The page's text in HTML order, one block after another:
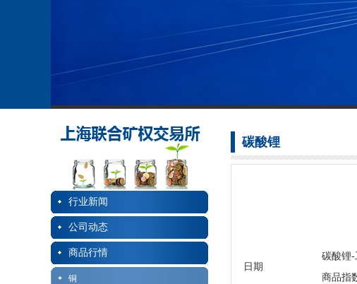
行业新闻
公司动态
商品行情
铜
碳酸锂
日期
碳酸锂-
商品指